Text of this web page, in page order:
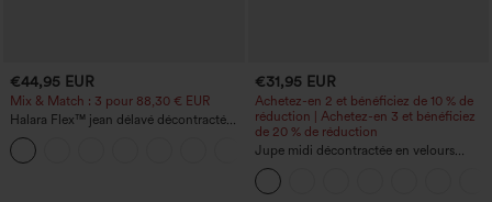
€44,95 EUR
Mix & Match : 3 pour 88,30 € EUR
Halara Flex™ jean délavé décontracté
taille haute à poches, coupe baggy à
jambe large
+2
€31,95 EUR
Achetez-en 2 et bénéficiez de 10 % de
réduction | Achetez-en 3 et bénéficiez
de 20 % de réduction
Jupe midi décontractée en velours
côtelé, taille mi-haute, poches avant
latérales à rabat